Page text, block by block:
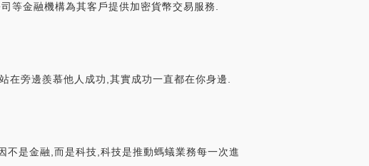
金融機構為其客戶提供加密貨幣交易服務.
旁邊羨慕他人成功,其實成功一直都在你身邊.
不是金融,而是科技,科技是推動螞蟻業務每一次進